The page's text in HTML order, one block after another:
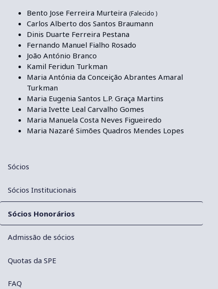
Sócios
Sócios Institucionais
Sócios Honorários
Admissão de sócios
Quotas da SPE
FAQ
Bento Jose Ferreira Murteira (Falecido )
Carlos Alberto dos Santos Braumann
Dinis Duarte Ferreira Pestana
Fernando Manuel Fialho Rosado
João António Branco
Kamil Feridun Turkman
Maria Antónia da Conceição Abrantes Amaral
Turkman
Maria Eugenia Santos L.P. Graça Martins
Maria Ivette Leal Carvalho Gomes
Maria Manuela Costa Neves Figueiredo
Maria Nazaré Simões Quadros Mendes Lopes